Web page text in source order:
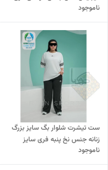
سایز
ناموجود
ست تیشرت شلوار بگ سایز بزرگ
زنانه جنس نخ پنبه فری سایز
ناموجود